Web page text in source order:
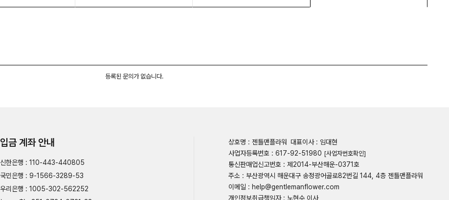
등록된 문의가 없습니다.
입금 계좌 안내
신한은행 : 110-443-440805
국민은행 : 9-1566-3289-53
우리은행 : 1005-302-562252
상호명 : 젠틀맨플라워 대표이사 : 임대현
사업자등록번호 : 617-92-51980 [사업자번호확인]
통신판매업신고번호 : 제2014-부산해운-0371호
주소 : 부산광역시 해운대구 송정광어골로82번길 144, 4층 젠틀맨플라워
이메일 : help@gentlemanflower.com
개인정보취급책임자 : 노현수 이사